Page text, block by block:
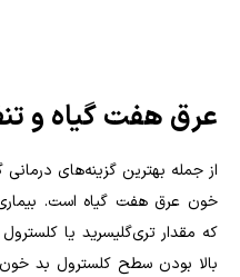
عرق هفت گیاه و
از جمله بهترین گزینه‌های
خون عرق هفت گیاه است.
که مقدار تری‌گلیسرید یا
بالا بودن سطح کلسترول بد